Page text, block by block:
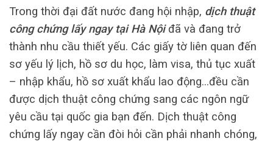
Trong thời đại đất nước đang hội nhập, dịch thuật
công chứng lấy ngay tại Hà Nộiđã và đang trở
thành nhu cầu thiết yếu. Các giấy tờ liên quan đến
sơ yếu lý lịch, hồ sơ du học, làm visa, thủ tục xuất
– nhập khẩu, hồ sơ xuất khẩu lao động…đều cần
được dịch thuật công chứng sang các ngôn ngữ
yêu cầu tại quốc gia bạn đến. Dịch thuật công
chứng lấy ngay cần đòi hỏi cần phải nhanh chóng,